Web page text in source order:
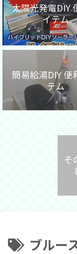
太陽光発電DIY
イテム
簡易給湯DIY 便
テム
そ
ブルー